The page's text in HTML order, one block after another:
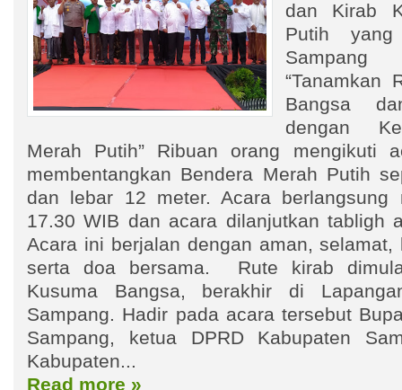
dan Kirab
Putih
“Tanamkan
Bangsa
dengan
Merah Putih” Ribuan orang mengikuti
membentangkan Bendera Merah Putih
dan lebar 12 meter. Acara berlangsung
17.30 WIB dan acara dilanjutkan tabligh
Acara ini berjalan dengan aman, selamat,
serta doa bersama. Rute kirab
Kusuma Bangsa, berakhir di
Sampang. Hadir pada acara tersebut
Sampang, ketua DPRD Kabupaten
Kabupaten...
Read more »